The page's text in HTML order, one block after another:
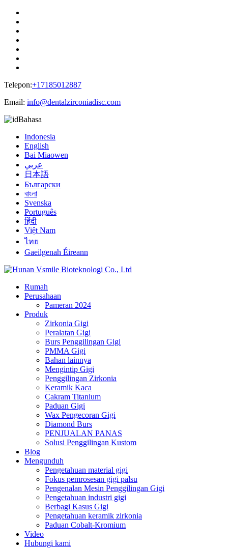
Telepon:+17185012887
Email: info@dentalzirconiadisc.com
Bahasa
Indonesia
English
Bai Miaowen
عربي
日本語
Български
বাংলা
Svenska
Português
हिंदी
Việt Nam
ไทย
Gaeilgenah Éireann
Rumah
Perusahaan
Pameran 2024
Produk
Zirkonia Gigi
Peralatan Gigi
Burs Penggilingan Gigi
PMMA Gigi
Bahan lainnya
Mengintip Gigi
Penggilingan Zirkonia
Keramik Kaca
Cakram Titanium
Paduan Gigi
Wax Pengecoran Gigi
Diamond Burs
PENJUALAN PANAS
Solusi Penggilingan Kustom
Blog
Mengunduh
Pengetahuan material gigi
Fokus pemrosesan gigi palsu
Pengenalan Mesin Penggilingan Gigi
Pengetahuan industri gigi
Berbagi Kasus Gigi
Pengetahuan keramik zirkonia
Paduan Cobalt-Kromium
Video
Hubungi kami